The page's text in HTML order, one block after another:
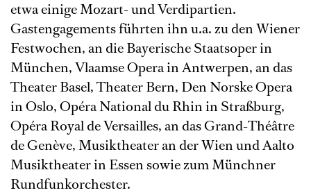
etwa einige Mozart- und Verdipartien.
Gastengagements führten ihn u.a. zu den Wiener
Festwochen, an die Bayerische Staatsoper in
München, Vlaamse Opera in Antwerpen, an das
Theater Basel, Theater Bern, Den Norske Opera
in Oslo, Opéra National du Rhin in Straßburg,
Opéra Royal de Versailles, an das Grand-Théâtre
de Genève, Musiktheater an der Wien und Aalto
Musiktheater in Essen sowie zum Münchner
Rundfunkorchester.